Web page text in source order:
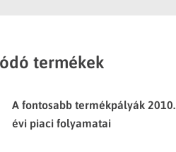
termékek
A fontosabb termékpályák 2010.
évi piaci folyamatai